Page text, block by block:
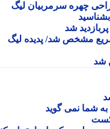
سرمربیان لیگ
مشخص شد/ پدیده لیگ
نمی گوید